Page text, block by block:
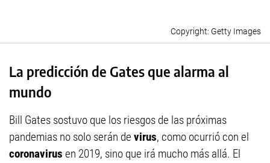
Getty Images
La predicción de Gates que alarma al
mundo
Bill Gates sostuvo que los riesgos de las próximas
pandemias no solo serán de virus, como ocurrió con el
coronavirus en 2019, sino que irá mucho más allá. El